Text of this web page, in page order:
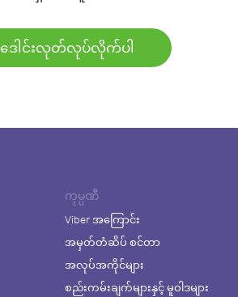
ဒေါင်းလုတ်လုပ်လိုက်ပါ
ကုမ္ပဏီ
Viber အကြောင်း
အမှတ်တံဆိပ် စင်တာ
အလုပ်အကိုင်များ
စည်းကမ်းချက်များနှင့် မူဝါဒများ